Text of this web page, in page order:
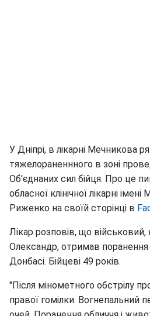
У Дніпрі, в лікарні Мечникова
тяжелораненнного в зоні
Об'єднаних сил бійця. Про це
обласної клінічної лікарні
Риженко на своїй сторінці в
Лікар розповів, що військовий,
Олександр, отримав поранення
Донбасі. Бійцеві 49 років.
"Після мінометного обстрілу
правої гомілки. Вогнепальний